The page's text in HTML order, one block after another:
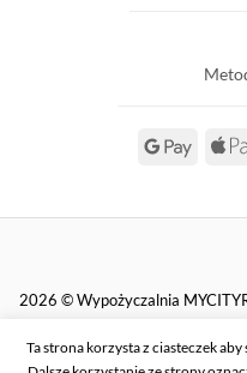
Google
2026 © Wypożyczalnia
Ta strona korzysta z ciasteczek